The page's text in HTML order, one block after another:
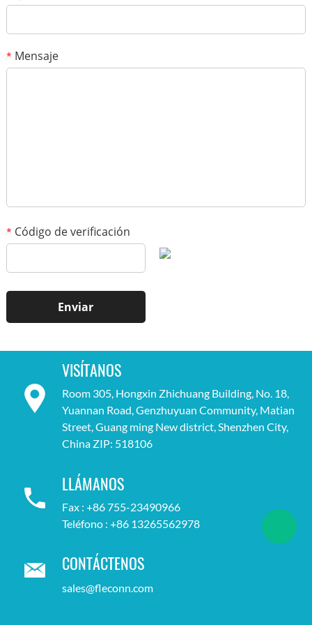
* Mensaje
* Código de verificación
VISÍTANOS
Room 305, Hongxin Zhichuang Building, No. 18,
Yuannan Road, Genzhuyuan Community, Matian
Street, Guang ming New district, Shenzhen City,
China ZIP: 518106
LLÁMANOS
Fax : +86 755-23490966
Teléfono : +86 13265562978
CONTÁCTENOS
sales@fleconn.com